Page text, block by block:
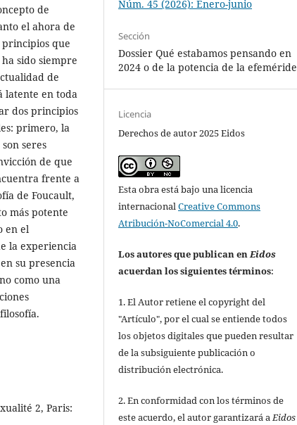
de
el ahora de
que
sido siempre
de
latente en toda
dos principios
primero, la
seres
de que
frente a
de Foucault,
más potente
en el
la experiencia
su presencia
como una
2, Paris:
Núm. 45 (2026): Enero-junio
Sección
Dossier Qué estabamos pensando en
2024 o de la potencia de la efeméride
Licencia
Derechos de autor 2025 Eidos
Esta obra está bajo una licencia
internacionalCreative Commons
Atribución-NoComercial 4.0.
Los autores que publican enEidos
acuerdan los siguientes términos:
1. El Autor retiene el copyright del
"Artículo", por el cual se entiende todos
los objetos digitales que pueden resultar
de la subsiguiente publicación o
distribución electrónica.
2. En conformidad con los términos de
este acuerdo, el autor garantizará aEidos